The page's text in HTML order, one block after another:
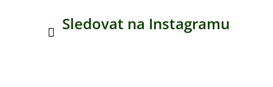
Sledovat na Instagramu